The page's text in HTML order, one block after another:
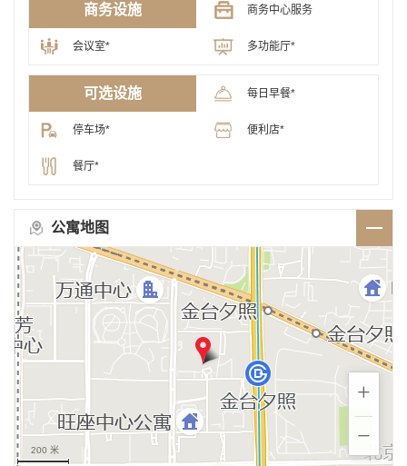
商务设施 商务中心服务
会议室* 多功能厅*
可选设施 每日早餐*
停车场* 便利店*
餐厅*
公寓地图
+
−
200 米